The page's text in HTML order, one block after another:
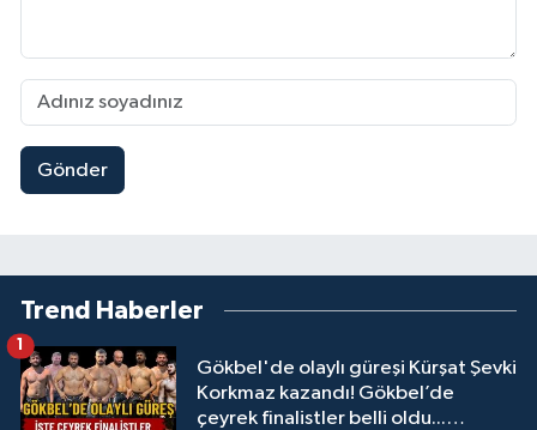
Gönder
Trend Haberler
Gökbel'de olaylı güreşi Kürşat Şevki
Korkmaz kazandı! Gökbel’de
çeyrek finalistler belli oldu...